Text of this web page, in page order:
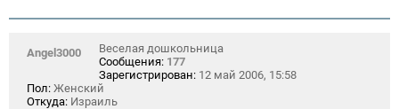
Angel3000
Веселая дошкольница
Сообщения: 177
Зарегистрирован: 12 май 2006, 15:58
Пол: Женский
Откуда: Израиль